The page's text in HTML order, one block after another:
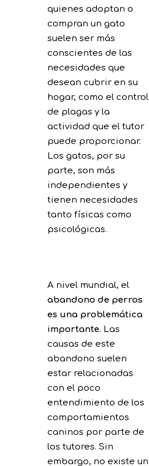
quienes adoptan o
compran un gato
suelen ser más
conscientes de las
necesidades que
desean cubrir en su
hogar, como el control
de plagas y la
actividad que el tutor
puede proporcionar.
Los gatos, por su
parte, son más
independientes y
tienen necesidades
tanto físicas como
psicológicas.
A nivel mundial, el
abandono de perros
es una problemática
importante. Las
causas de este
abandono suelen
estar relacionadas
con el poco
entendimiento de los
comportamientos
caninos por parte de
los tutores. Sin
embargo, no existe un